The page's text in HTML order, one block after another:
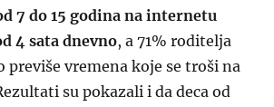
7 do 15 godina na internetu
4 sata dnevno, a 71% roditelja
previše vremena koje se troši na
su pokazali i da deca od